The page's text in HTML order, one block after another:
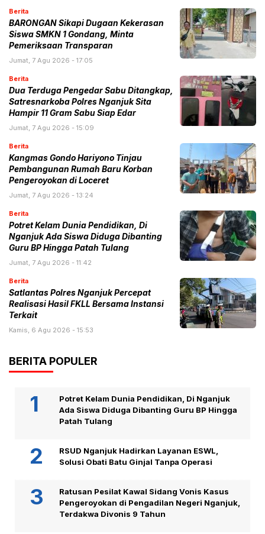
Berita
BARONGAN Sikapi Dugaan Kekerasan
Siswa SMKN 1 Gondang, Minta
Pemeriksaan Transparan
Jumat, 7 Agu 2026 - 17:05
Berita
Dua Terduga Pengedar Sabu Ditangkap,
Satresnarkoba Polres Nganjuk Sita
Hampir 11 Gram Sabu Siap Edar
Jumat, 7 Agu 2026 - 15:09
Berita
Kangmas Gondo Hariyono Tinjau
Pembangunan Rumah Baru Korban
Pengeroyokan di Loceret
Jumat, 7 Agu 2026 - 13:24
Berita
Potret Kelam Dunia Pendidikan, Di
Nganjuk Ada Siswa Diduga Dibanting
Guru BP Hingga Patah Tulang
Jumat, 7 Agu 2026 - 11:42
Berita
Satlantas Polres Nganjuk Percepat
Realisasi Hasil FKLL Bersama Instansi
Terkait
Kamis, 6 Agu 2026 - 15:53
BERITA POPULER
Potret Kelam Dunia Pendidikan, Di Nganjuk
Ada Siswa Diduga Dibanting Guru BP Hingga
Patah Tulang
RSUD Nganjuk Hadirkan Layanan ESWL,
Solusi Obati Batu Ginjal Tanpa Operasi
Ratusan Pesilat Kawal Sidang Vonis Kasus
Pengeroyokan di Pengadilan Negeri Nganjuk,
Terdakwa Divonis 9 Tahun